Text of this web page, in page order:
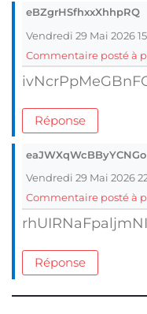
eBZgrHSfhxxXhhpRQ
Vendredi 29 Mai 2026
Commentaire posté à
Réponse
eaJWXqWcBByYCNGo
Vendredi 29 Mai 2026
Commentaire posté à
Réponse